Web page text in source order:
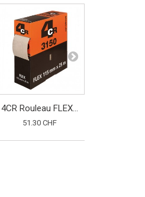
4CR Rouleau FLEX...
51.30 CHF